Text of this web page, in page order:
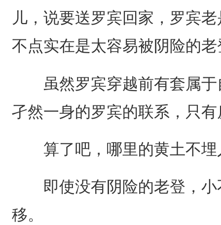
儿，说要送罗宾回家，罗宾
不点实在是太容易被阴险的
虽然罗宾穿越前有套属于
孑然一身的罗宾的联系，只
算了吧，哪里的黄土不埋
即使没有阴险的老登，小
移。